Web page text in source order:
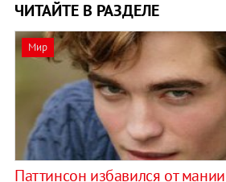
ЧИТАЙТЕ В РАЗДЕЛЕ
Мир
Паттинсон избавился от